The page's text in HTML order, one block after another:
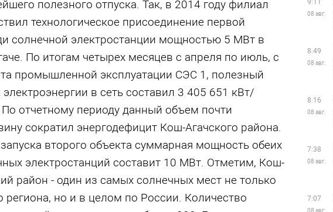
полезного отпуска. Так, в 2014 году филиал
технологическое присоединение первой
солнечной электростанции мощностью 5 МВт в
По итогам четырех месяцев с апреля по июль, с
промышленной эксплуатации СЭС 1, полезный
электроэнергии в сеть составил 3 405 651 кВт/
По отчетному периоду данный объем почти
сократил энергодефицит Кош-Агачского района.
второго объекта суммарная мощность обеих
электростанций составит 10 МВт. Отметим, Кош-
район - один из самых солнечных мест не только
региона, но и в целом по России. Количество
9:11
08 авг.
8:49
08 авг.
8:16
08 авг.
7:38
08 авг.
7:07
08 авг.